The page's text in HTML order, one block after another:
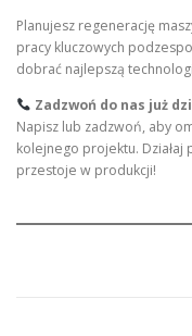
Planujesz regenerację
pracy kluczowych
dobrać najlepszą
Zadzwoń do nas już
Napisz lub zadzwoń, aby
kolejnego projektu.
przestoje w produkcji!